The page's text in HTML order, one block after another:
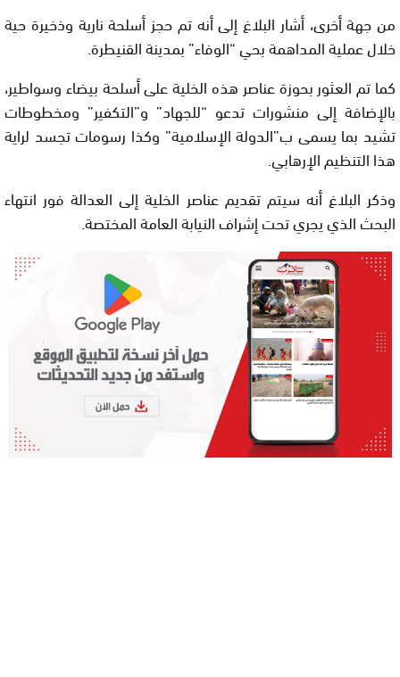
من جهة أخرى، أشار البلاغ إلى أنه تم حجز أسلحة نارية وذخيرة حية
خلال عملية المداهمة بحي “الوفاء” بمدينة القنيطرة.
كما تم العثور بحوزة عناصر هذه الخلية على أسلحة بيضاء وسواطير،
بالإضافة إلى منشورات تدعو “للجهاد” و”التكفير” ومخطوطات
تشيد بما يسمى ب”الدولة الإسلامية” وكذا رسومات تجسد لراية
هذا التنظيم الإرهابي.
وذكر البلاغ أنه سيتم تقديم عناصر الخلية إلى العدالة فور انتهاء
البحث الذي يجري تحت إشراف النيابة العامة المختصة.